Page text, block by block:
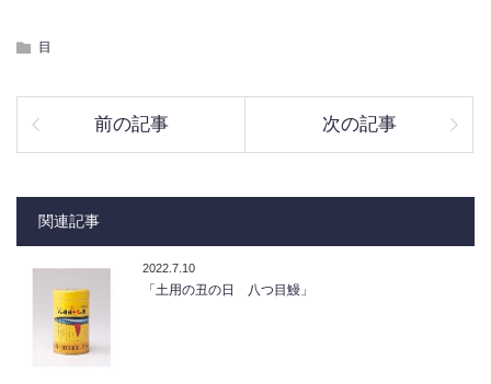
目
前の記事 次の記事
関連記事
2022.7.10
「土用の丑の日 八つ目鰻」